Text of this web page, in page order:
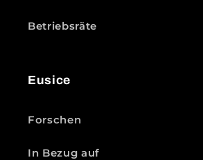
Betriebsräte
Eusice
Forschen
In Bezug auf